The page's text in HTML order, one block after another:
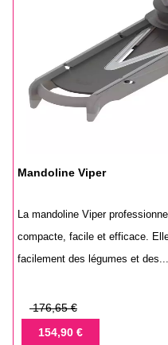
Mandoline Viper
La mandoline Viper
compacte, facile et efficace.
facilement des légumes et des...
Prix
176,65 €
Prix154,90 €